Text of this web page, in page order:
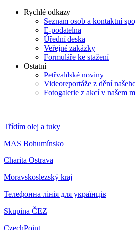
Rychlé odkazy
Seznam osob a kontaktní
E-podatelna
Úřední deska
Veřejné zakázky
Formuláře ke stažení
Ostatní
Petřvaldské noviny
Videoreportáže z dění
Fotogalerie z akcí v našem
Třídím olej a tuky
MAS Bohumínsko
Charita Ostrava
Moravskoslezský kraj
Телефонна лінія для українців
Skupina ČEZ
CzechPoint